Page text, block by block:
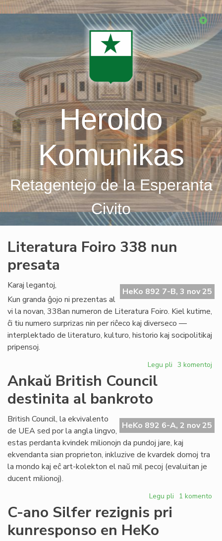
Skip
Heroldo
Komunikas
Retagentejo de la Esperanta
Civito
Literatura Foiro 338 nun
presata
HeKo 892 7-B, 3 nov 25
Karaj legantoj,
Kun granda ĝojo ni prezentas al
vi la novan, 338an numeron de Literatura Foiro. Kiel kutime,
ĉi tiu numero surprizas nin per riĉeco kaj diverseco —
interplektado de literaturo, kulturo, historio kaj socipolitikaj
pripensoj.
Legu pli pri
presata
3 komentoj
Ankaŭ British Council
destinita al bankroto
HeKo 892 6-A, 2 nov 25
British Council, la ekvivalento
de UEA sed por la angla lingvo,
estas perdanta kvindek milionojn da pundoj jare, kaj
ekvendanta sian proprieton, inkluzive de kvardek domoj tra
la mondo kaj eĉ art-kolekton el naŭ mil pecoj (evaluitan je
ducent milionoj).
Legu pli pri1 komento
C-ano Silfer rezignis pri
kunresponso en HeKo